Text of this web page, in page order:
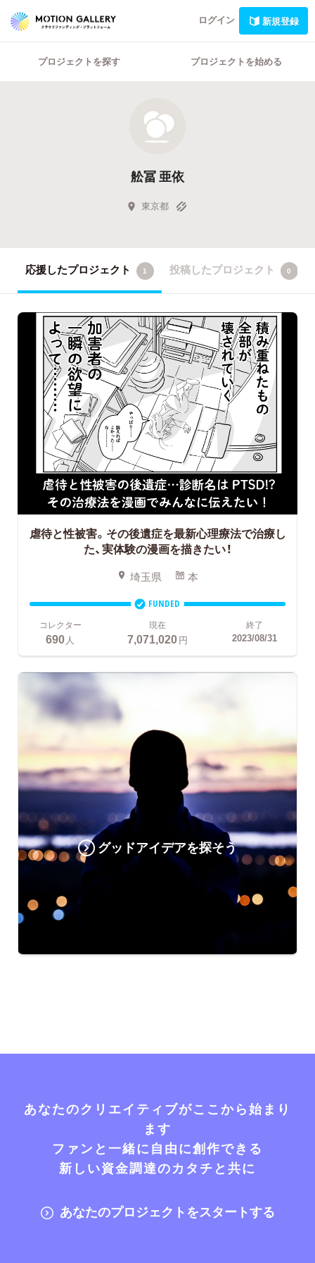
ログイン 新規登録
プロジェクトを探す プロジェクトを始める
舩冨 亜依
東京都
応援したプロジェクト 1 投稿したプロジェクト 0
虐待と性被害。その後遺症を最新心理療法で治療し
た、実体験の漫画を描きたい！
埼玉県 本
FUNDED
コレクター
690 人
現在
7,071,020円
終了
2023/08/31
グッドアイデアを探そう
あなたのクリエイティブがここから始まり
ます
ファンと一緒に自由に創作できる
新しい資金調達のカタチと共に
あなたのプロジェクトをスタートする